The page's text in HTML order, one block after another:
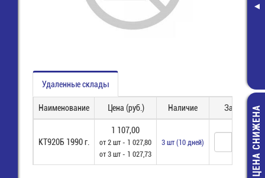
49,00 руб.
ЦЕНА СНИЖЕНА
Удаленные склады
Наименование Цена (руб.) Наличие Заказ
КТ920Б 1990 г.
1 107,00
от 2 шт - 1 027,80
от 3 шт - 1 027,73
3 шт (10 дней)